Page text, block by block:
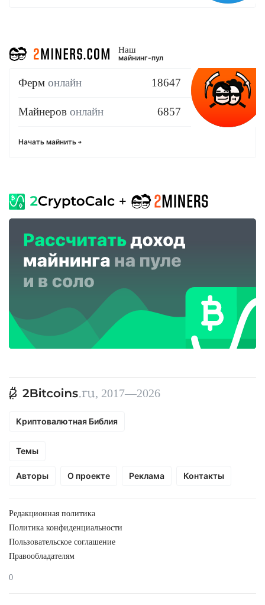
Наш
майнинг-пул
Ферм онлайн 18647
Майнеров онлайн 6857
Начать майнить
, 2017—2026
Криптовалютная Библия
Темы
Авторы О проекте Реклама Контакты
Редакционная политика
Политика конфиденциальности
Пользовательское соглашение
Правообладателям
0